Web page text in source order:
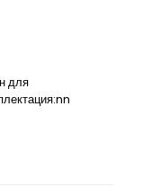
для